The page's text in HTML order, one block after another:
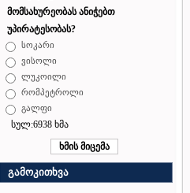
მომსახურეობას ანიჭებთ
უპირატესობას?
სოკარი
ვისოლი
ლუკოილი
რომპეტროლი
გალფი
სულ:6938 ხმა
გამოკითხვა